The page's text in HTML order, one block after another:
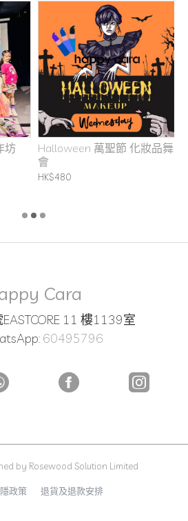
坊
Halloween 萬聖節 化妝品舞
會
HK$480
Cara
11 樓1139室
60495796
by Rosewood Solution Limited
政策 退貨及退款安排